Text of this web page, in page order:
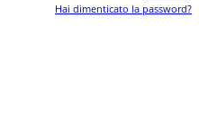
Hai dimenticato la password?